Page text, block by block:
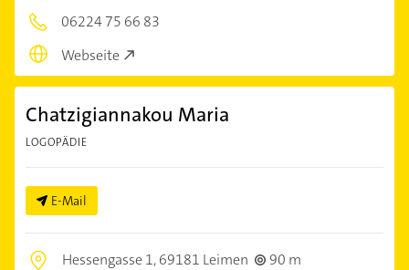
06224 75 66 83
Webseite
Chatzigiannakou Maria
LOGOPÄDIE
E-Mail
Hessengasse 1,69181 Leimen
90 m